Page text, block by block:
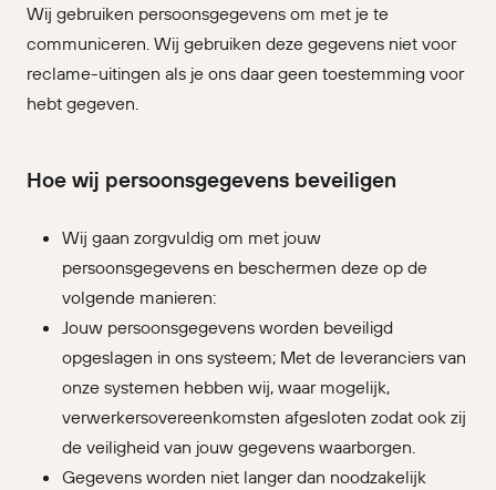
Wij gebruiken persoonsgegevens om met je te
communiceren. Wij gebruiken deze gegevens niet voor
reclame-uitingen als je ons daar geen toestemming voor
hebt gegeven.
Hoe wij persoonsgegevens beveiligen
Wij gaan zorgvuldig om met jouw
persoonsgegevens en beschermen deze op de
volgende manieren:
Jouw persoonsgegevens worden beveiligd
opgeslagen in ons systeem; Met de leveranciers van
onze systemen hebben wij, waar mogelijk,
verwerkersovereenkomsten afgesloten zodat ook zij
de veiligheid van jouw gegevens waarborgen.
Gegevens worden niet langer dan noodzakelijk